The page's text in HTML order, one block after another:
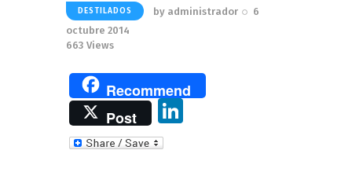
DESTILADOS by administrador
6
octubre 2014
663 Views
Recommend
Post